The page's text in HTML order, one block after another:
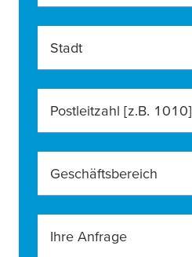
Stadt
Postleitzahl [z.B. 1010]
Geschäftsbereich
Ihre Anfrage